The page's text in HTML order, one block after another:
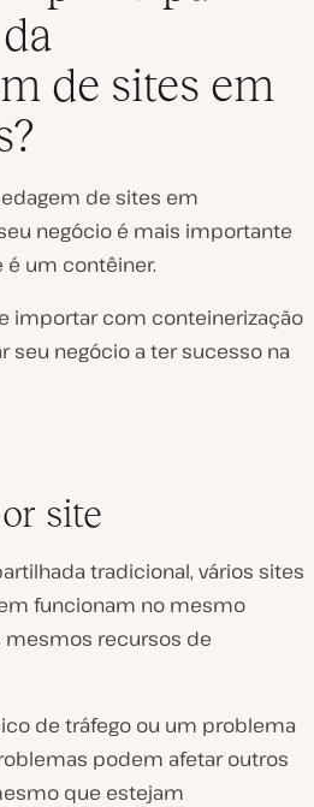
de sites em
de sites em
negócio é mais importante
um contêiner.
importar com conteinerização
seu negócio a ter sucesso na
site
tradicional, vários sites
funcionam no mesmo
recursos de
de tráfego ou um problema
podem afetar outros
que estejam